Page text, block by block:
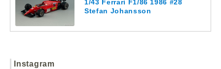
1/43 Ferrari F1/86 1986 #28
Stefan Johansson
Instagram